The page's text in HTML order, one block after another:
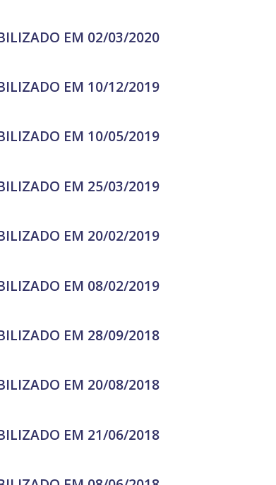
EM 02/03/2020
EM 10/12/2019
EM 10/05/2019
EM 25/03/2019
EM 20/02/2019
EM 08/02/2019
EM 28/09/2018
EM 20/08/2018
EM 21/06/2018